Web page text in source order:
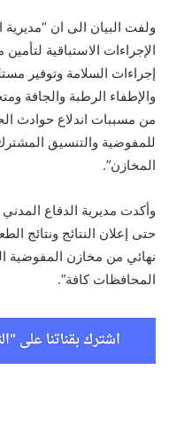
ولفت البيان الى ان
الإجراءات الاستباقية
إجراءات السلامة وتوفير
والإطفاء الرطبة والجافة
من مسببات اندلاع حوادث
للمفوضية والتنسيق المشترك
المخازن”.
وأكدت مديرية الدفاع
حتى إعلان النتائج ونتائج
نهائي من مخازن المفوضية
المحافظات كافة”.